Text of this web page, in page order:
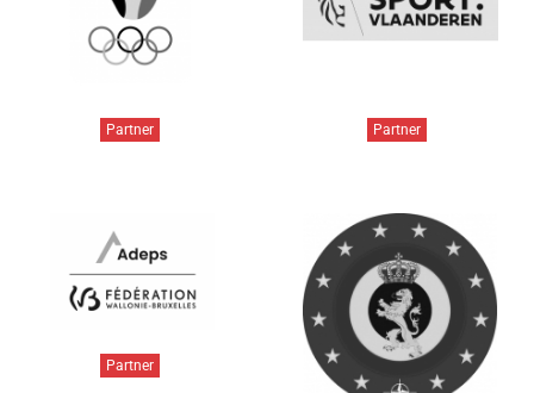
Partner Partner
Partner